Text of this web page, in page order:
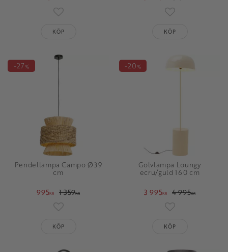
Lägg till i favoriter
KÖP
Lägg till i
KÖP
Pendellampa Campo Ø39
cm
995KR 1 359KR
27%
Lägg till i favoriter
KÖP
Golvlampa Loungy
ecru/guld 160 cm
3 995KR 4 995KR
20%
Lägg till i
KÖP